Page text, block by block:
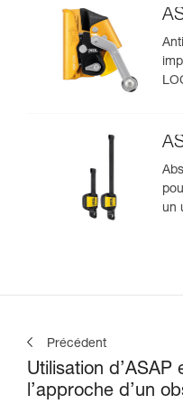
un
Précédent
Utilisation d’ASAP
l’approche d’un